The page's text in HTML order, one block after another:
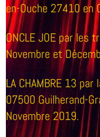
en-Ouche 27410
ONCLE JOE par les
Novembre et
LA CHAMBRE 13
07500 Guilherand-
Novembre 2019.